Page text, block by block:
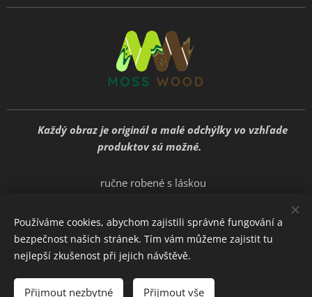
Do košíka
Každý obraz je originál a malé odchýlky vo vzhľade
produktov sú možné.
ručne robené s láskou
E-shop vytvoril: Mosswood Cookies
Používáme cookies, abychom zajistili správné fungování a
bezpečnost našich stránek. Tím vám můžeme zajistit tu
nejlepší zkušenost při jejich návštěvě.
Přijmout nezbytné Přijmout vše